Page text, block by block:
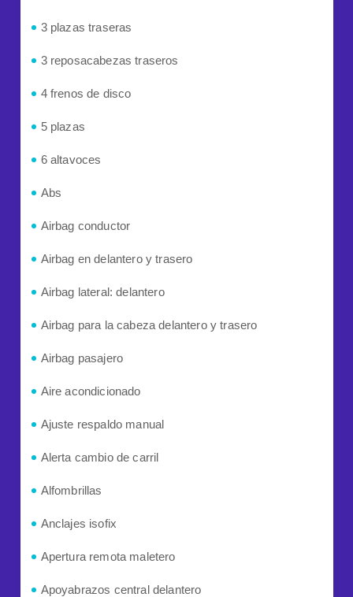
3 plazas traseras
3 reposacabezas traseros
4 frenos de disco
5 plazas
6 altavoces
Abs
Airbag conductor
Airbag en delantero y trasero
Airbag lateral: delantero
Airbag para la cabeza delantero y trasero
Airbag pasajero
Aire acondicionado
Ajuste respaldo manual
Alerta cambio de carril
Alfombrillas
Anclajes isofix
Apertura remota maletero
Apoyabrazos central delantero